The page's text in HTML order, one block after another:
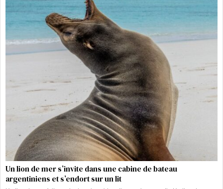
Un lion de mer s’invite dans une cabine de bateau
argentiniens et s’endort sur un lit